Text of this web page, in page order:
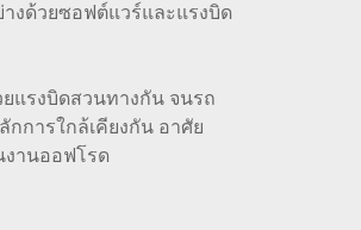
งด้วยซอฟต์แวร์และแรงบิด
ยแรงบิดสวนทางกัน จนรถ
การใกล้เคียงกัน อาศัย
งานออฟโรด